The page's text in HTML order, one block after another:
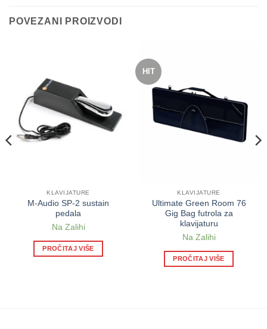
POVEZANI PROIZVODI
KLAVIJATURE
M-Audio SP-2 sustain
pedala
Na Zalihi
PROČITAJ VIŠE
HIT
KLAVIJATURE
Ultimate Green Room 76
Gig Bag futrola za
klavijaturu
Na Zalihi
PROČITAJ VIŠE